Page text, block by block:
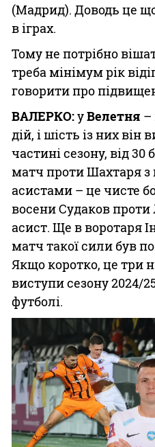
(Мадрид). Доводь це
в іграх.
Тому не потрібно
треба мінімум рік
говорити про
ВАЛЕРКО:уВелетня –
дій, і шість із них він
частині сезону, від 30
матч проти Шахтаря з
асистами – це чисте
восени Судаков проти
асист. Ще в воротаря
матч такої сили був
Якщо коротко, це три
виступи сезону 2024/
футболі.